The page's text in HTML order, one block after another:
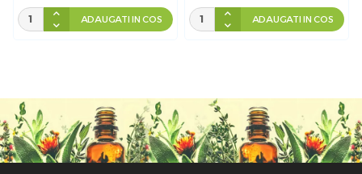
ADAUGATI IN COS ADAUGATI IN COS